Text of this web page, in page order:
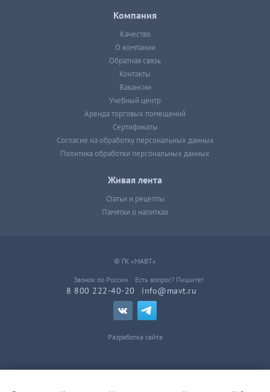
Компания
Качество
О компании
Обратная связь
Контакты
Вакансии
Учебный центр
Аренда торговых помещений
Сертификаты
Согласие на обработку персональных данных
Политика обработки персональных данных
Живая лента
Статьи и рецепты
Памятки о напитках
© ГК «МАВТ»
Звонок по России
8 800 222-40-20
Есть вопрос? Пишите!
info@mavt.ru
Разработка сайта